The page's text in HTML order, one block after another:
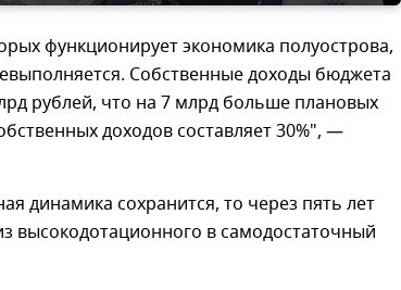
функционирует экономика полуострова,
Собственные доходы бюджета
рублей, что на 7 млрд больше плановых
доходов составляет 30%", —
динамика сохранится, то через пять лет
высокодотационного в самодостаточный